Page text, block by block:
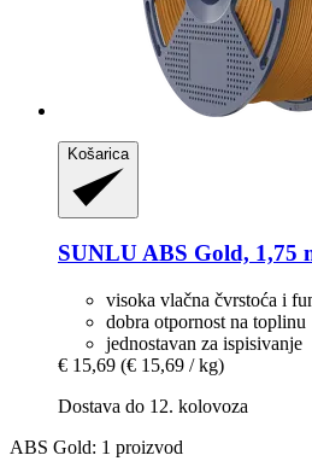
Košarica
SUNLUABS Gold, 1,75
visoka vlačna čvrstoća i
dobra otpornost na toplinu
jednostavan za ispisivanje
€ 15,69 (€ 15,69 / kg)
Dostava do 12. kolovoza
ABS Gold: 1 proizvod